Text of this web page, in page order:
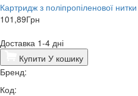
Картридж з поліпропіленової
101,89Грн
Доставка 1-4 дні
Купити У кошику
Бренд:
Код: